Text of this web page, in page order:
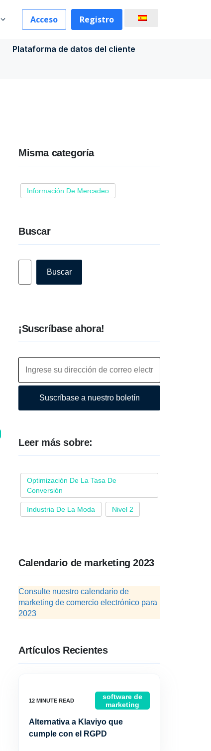
Acceso Registro
Plataforma de datos del cliente
Misma categoría
Información De Mercadeo
Buscar
Buscar
¡Suscríbase ahora!
Suscríbase a nuestro boletín
Leer más sobre:
Optimización De La Tasa De
Conversión
Industria De La Moda Nivel 2
Calendario de marketing 2023
Consulte nuestro calendario de
marketing de comercio electrónico para
2023
Artículos Recientes
software de
marketing
Alternativa a Klaviyo que
cumple con el RGPD